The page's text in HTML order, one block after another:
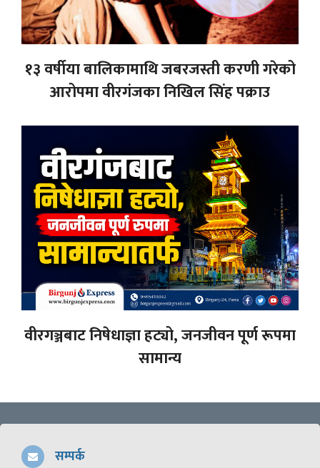
१३ वर्षीया बालिकामाथि जबरजस्ती करणी गरेको
आरोपमा वीरगंजका निखिल सिंह पक्राउ
वीरगञ्जबाट निषेधाज्ञा हट्यो, जनजीवन पूर्ण रूपमा
सामान्य
सम्पर्क